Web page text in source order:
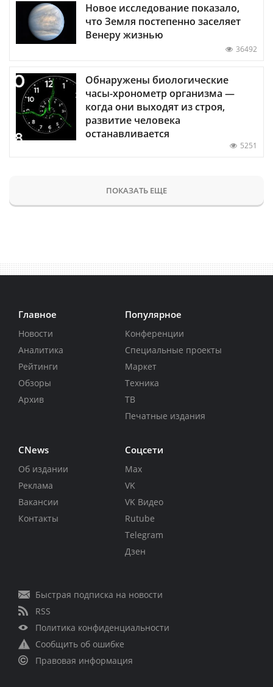
Новое исследование показало,
что Земля постепенно заселяет
Венеру жизнью
36492
Обнаружены биологические
часы-хронометр организма —
когда они выходят из строя,
развитие человека
останавливается
5251
ПОКАЗАТЬ ЕЩЕ
Главное
Новости
Аналитика
Рейтинги
Обзоры
Архив
Популярное
Конференции
Специальные проекты
Маркет
Техника
ТВ
Печатные издания
CNews
Об издании
Реклама
Вакансии
Контакты
Соцсети
Max
VK
VK Видео
Rutube
Telegram
Дзен
Быстрая подписка на новости
RSS
Политика конфиденциальности
Сообщить об ошибке
Правовая информация